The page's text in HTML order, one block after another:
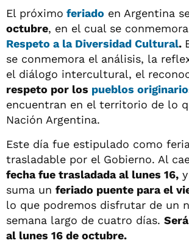
El próximo feriado en Argentina
octubre, en el cual se
Respeto a la Diversidad Cultural.
se conmemora el análisis, la
el diálogo intercultural, el
respeto por los pueblos
encuentran en el territorio de lo
Nación Argentina.
Este día fue estipulado como
trasladable por el Gobierno. Al
fecha fue trasladada al lunes 16,
suma un feriado puente para el
lo que podremos disfrutar de un
semana largo de cuatro días.
al lunes 16 de octubre.